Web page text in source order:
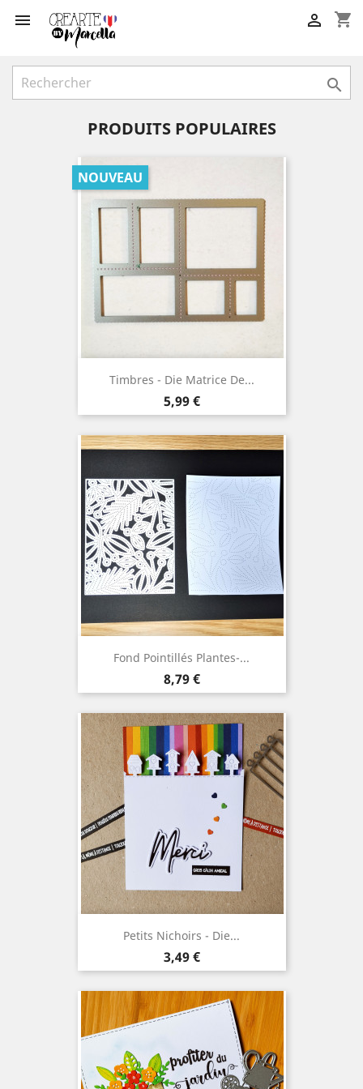
 shopping_cart


PRODUITS POPULAIRES
Timbres - Die Matrice De...
Prix
5,99 €
NOUVEAU
Fond Pointillés Plantes-...
Prix
8,79 €
Petits Nichoirs - Die...
Prix
3,49 €